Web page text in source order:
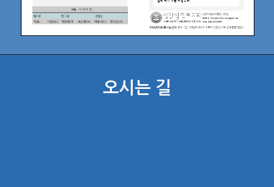
오시는 길